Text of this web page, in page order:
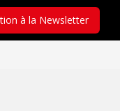
à la Newsletter